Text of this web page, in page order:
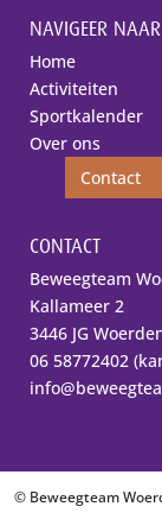
NAVIGEER NAAR
Home
Activiteiten
Sportkalender
Over ons
Contact
CONTACT
Beweegteam
Kallameer 2
3446 JG
06 58772402
© Beweegteam